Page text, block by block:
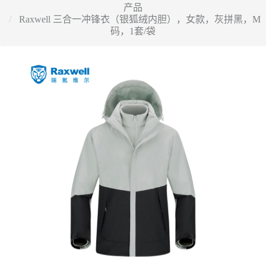
产品
Raxwell 三合一冲锋衣（银狐绒内胆），女款，灰拼黑，M
码，1套/袋